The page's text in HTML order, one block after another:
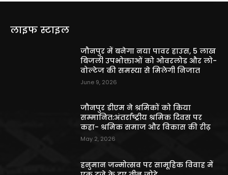
लाइफ स्टाइल
जौनपुर में बनेगा नया पावर हाउस, 5 लाख
बिजली उपभोक्ताओं को ओवरलोड और लो-
वोल्टेज की समस्या से मिलेगी निजात
June 9, 2026
जौनपुर डीएम ने श्रमिकों को किया
सम्मानित:अंतर्राष्ट्रीय श्रमिक दिवस पर
कहा- श्रमिक समाज और विकास की रीढ़
May 2, 2026
हनुमान जन्मोत्सव पर सामूहिक विवाह में